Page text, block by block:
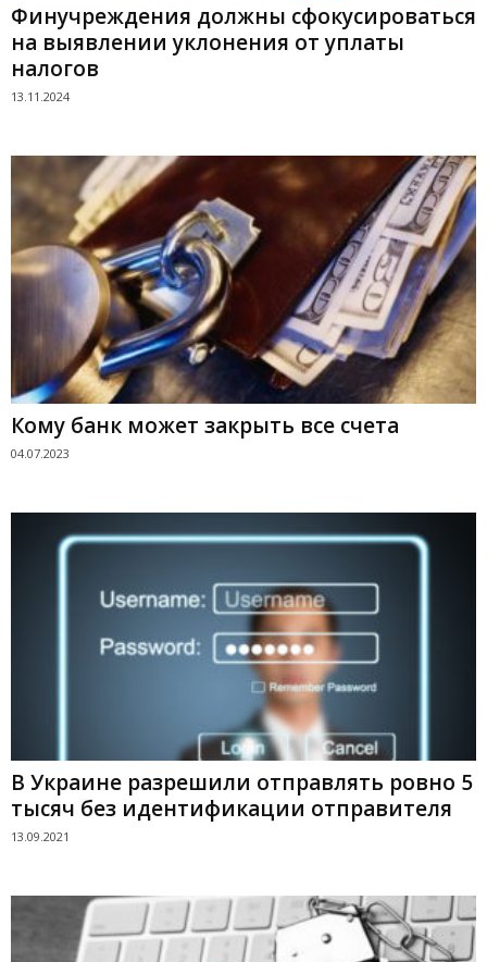
Финучреждения должны сфокусироваться
на выявлении уклонения от уплаты
налогов
13.11.2024
Кому банк может закрыть все счета
04.07.2023
В Украине разрешили отправлять ровно 5
тысяч без идентификации отправителя
13.09.2021